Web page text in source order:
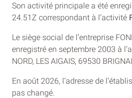
Son activité principale a été
24.51Z correspondant à l’activité
Le siège social de l’entreprise
enregistré en septembre 2003 à
NORD, LES AIGAIS, 69530
En août 2026, l’adresse de
pas changé.